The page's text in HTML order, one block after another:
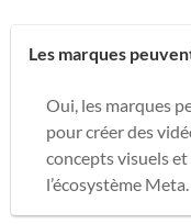
Les marques
Oui, les marques
pour créer des
concepts visuels
l’écosystème Meta.